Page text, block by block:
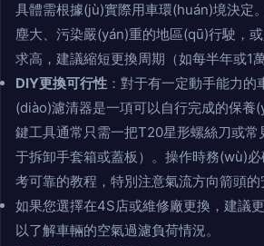
具體需根據(jù)實際用車環(huán)境決定
塵大、污染嚴(yán)重的地區(qū)行駛，
求高，建議縮短更換周期（如每半年或1
DIY更換可行性 ：對于有一定動手能力
(diào)濾清器是一項可以自行完成的保養
鍵工具通常只需一把T20星形螺絲刀或常
于拆卸手套箱或蓋板）。操作時務(wù)
考可靠的教程，特別注意氣流方向箭頭的
如果您選擇在4S店或維修廠更換，建議
以了解車輛的空氣過濾負荷情況。